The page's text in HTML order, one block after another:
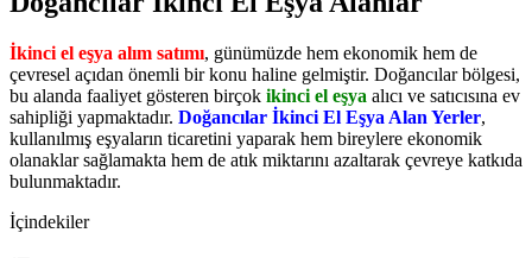
İkinci el eşya alım satımı, günümüzde hem ekonomik hem de
çevresel açıdan önemli bir konu haline gelmiştir. Doğancılar bölgesi,
bu alanda faaliyet gösteren birçok ikinci el eşya alıcı ve satıcısına ev
sahipliği yapmaktadır. Doğancılar İkinci El Eşya Alan Yerler,
kullanılmış eşyaların ticaretini yaparak hem bireylere ekonomik
olanaklar sağlamakta hem de atık miktarını azaltarak çevreye katkıda
bulunmaktadır.
İçindekiler